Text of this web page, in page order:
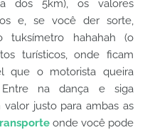
dos 5km), os valores
e, se você der sorte,
tuksímetro hahahah (o
turísticos, onde ficam
que o motorista queira
na dança e siga
justo para ambas as
onde você pode